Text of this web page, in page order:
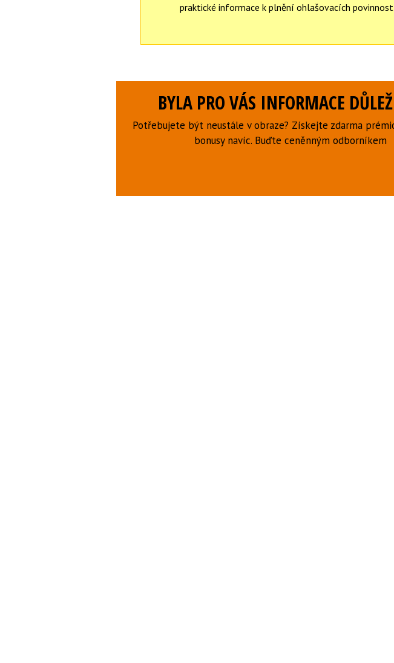
praktické informace k plnění ohlašovacích
BYLA PRO VÁS INFORMACE
Potřebujete být neustále v obraze? Získejte zdarma
bonusy navíc. Buďte ceněnným odborníkem